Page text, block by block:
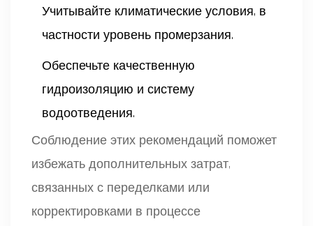
Учитывайте климатические условия, в
частности уровень промерзания.
Обеспечьте качественную
гидроизоляцию и систему
водоотведения.
Соблюдение этих рекомендаций поможет
избежать дополнительных затрат,
связанных с переделками или
корректировками в процессе